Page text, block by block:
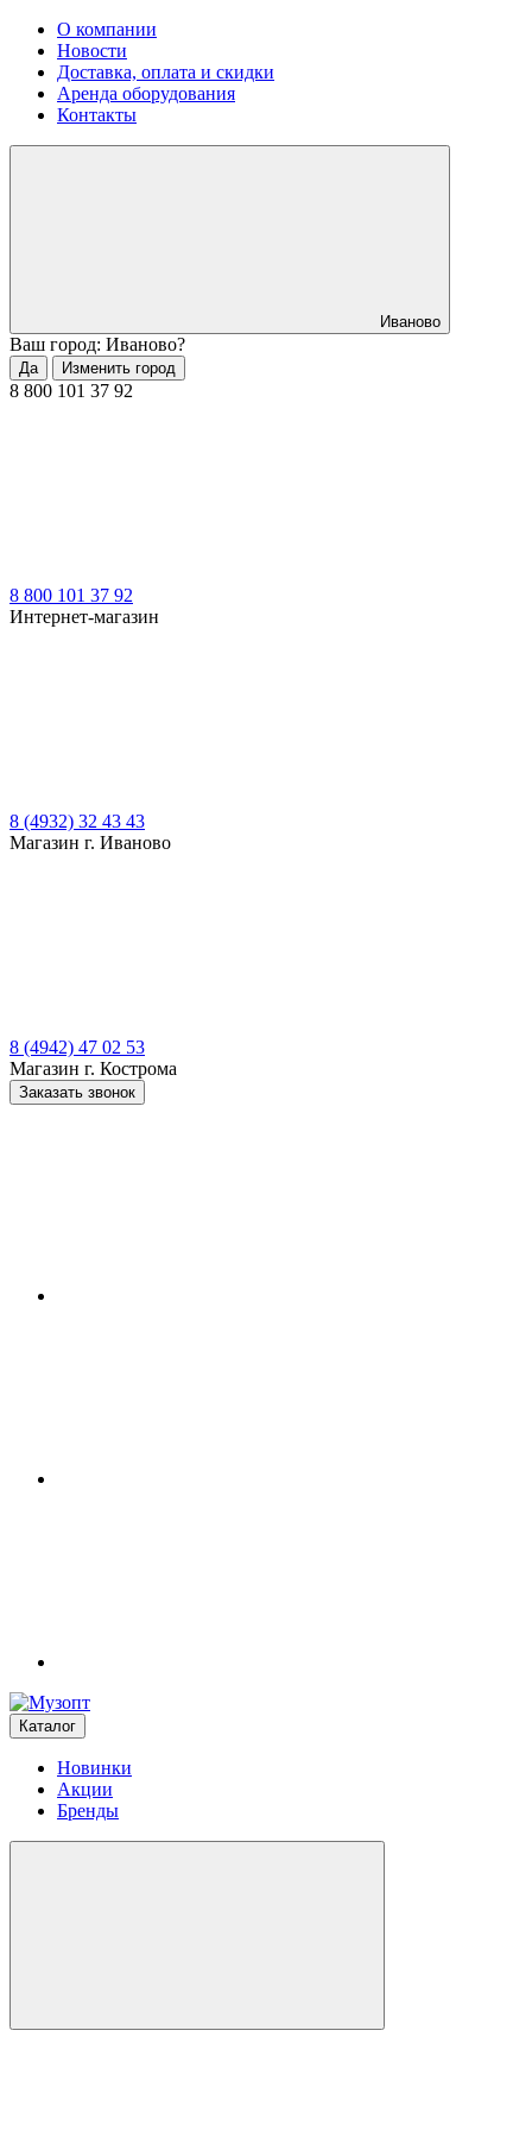
О компании
Новости
Доставка, оплата и скидки
Аренда оборудования
Контакты
Иваново
Ваш город: Иваново?
Да Изменить город
8 800 101 37 92
8 800 101 37 92
Интернет-магазин
8 (4932) 32 43 43
Магазин г. Иваново
8 (4942) 47 02 53
Магазин г. Кострома
Заказать звонок
Каталог
Новинки
Акции
Бренды